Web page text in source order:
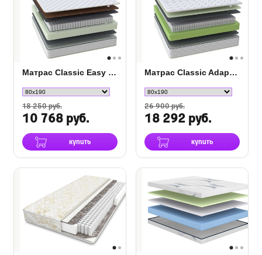
Матрас Classic Easy M/P
18 250 руб.
10 768 руб.
купить
Матрас Classic Adaptive F/P
26 900 руб.
18 292 руб.
купить